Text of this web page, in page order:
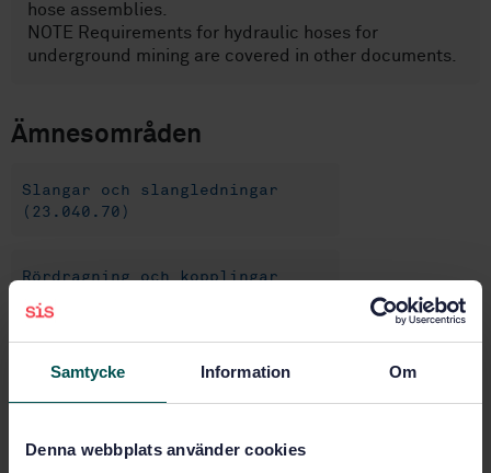
Samtycke Information Om
Denna webbplats använder cookies
hose assemblies.
NOTE Requirements for hydraulic hoses for
underground mining are covered in other documents.
Ämnesområden
Slangar och slangledningar
(23.040.70)
Rördragning och kopplingar
(23.100.40)
Köp denna standard